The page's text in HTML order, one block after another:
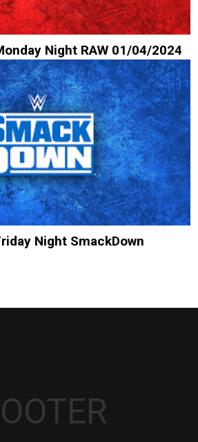
Night RAW 01/04/2024
Night SmackDown